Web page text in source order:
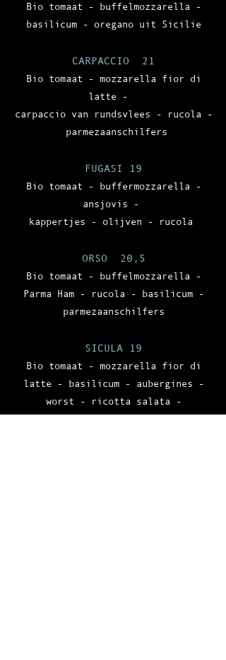
Bio tomaat - buffelmozzarella -
basilicum - oregano uit Sicilie
CARPACCIO 21
Bio tomaat - mozzarella fior di
latte -
carpaccio van rundsvlees - rucola -
parmezaanschilfers
FUGASI 19
Bio tomaat - buffermozzarella -
ansjovis -
kappertjes - olijven - rucola
ORSO 20, 5
Bio tomaat - buffelmozzarella -
Parma Ham - rucola - basilicum -
parmezaanschilfers
SICULA 19
Bio tomaat - mozzarella fior di
latte - basilicum - aubergines -
worst - ricotta salata -